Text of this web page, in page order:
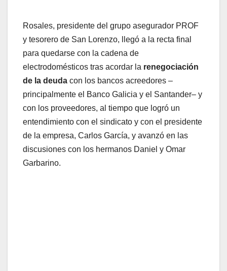
Rosales, presidente del grupo asegurador PROF
y tesorero de San Lorenzo, llegó a la recta final
para quedarse con la cadena de
electrodomésticos tras acordar la renegociación
de la deuda con los bancos acreedores –
principalmente el Banco Galicia y el Santander– y
con los proveedores, al tiempo que logró un
entendimiento con el sindicato y con el presidente
de la empresa, Carlos García, y avanzó en las
discusiones con los hermanos Daniel y Omar
Garbarino.